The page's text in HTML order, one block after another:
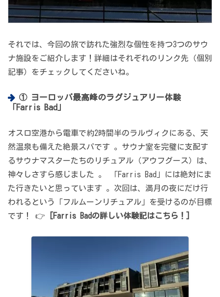
それでは、今回の旅で訪れた強烈な個性を持つ3つのサウ
ナ施設をご紹介します！詳細はそれぞれのリンク先（個別
記事）をチェックしてくださいね。
① ヨーロッパ最高峰のラグジュアリー体験
「Farris Bad」
オスロ空港から電車で約2時間半のラルヴィクにある、天
然温泉も備えた絶景スパです 。サウナ室を完璧に支配す
るサウナマスターたちのリチュアル（アウフグース）は、
神々しさすら感じました 。 「Farris Bad」には絶対にま
た行きたいと思っています 。次回は、満月の夜にだけ行
われるという「フルムーンリチュアル」を受けるのが目標
です！ 👉
[Farris Badの詳しい体験記はこちら！]